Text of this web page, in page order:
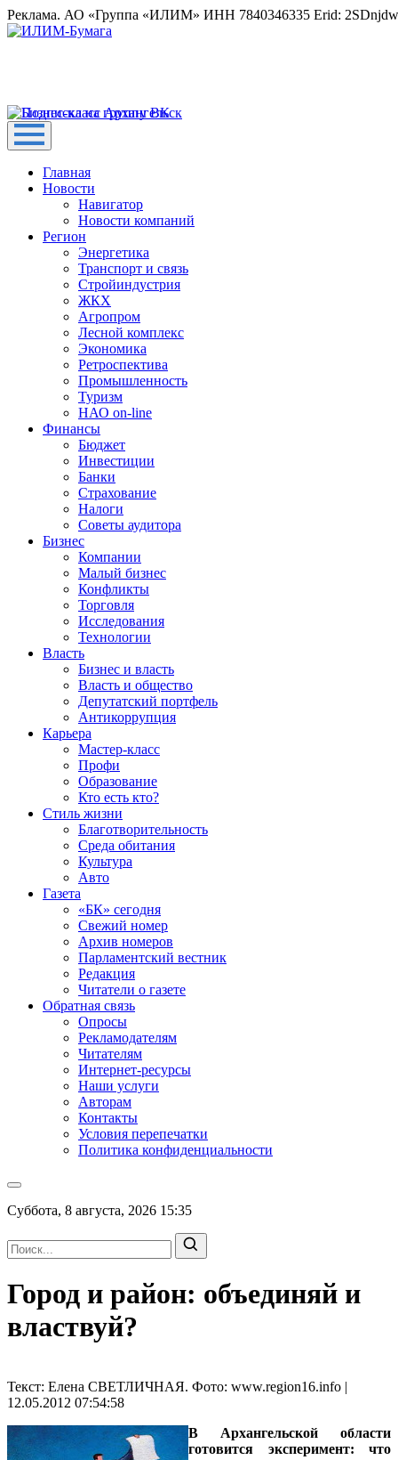
Реклама. АО «Группа «ИЛИМ» ИНН 7840346335 Erid:
Главная
Новости
Навигатор
Новости компаний
Регион
Энергетика
Транспорт и связь
Стройиндустрия
ЖКХ
Агропром
Лесной комплекс
Экономика
Ретроспектива
Промышленность
Туризм
НАО on-line
Финансы
Бюджет
Инвестиции
Банки
Страхование
Налоги
Советы аудитора
Бизнес
Компании
Малый бизнес
Конфликты
Торговля
Исследования
Технологии
Власть
Бизнес и власть
Власть и общество
Депутатский портфель
Антикоррупция
Карьера
Мастер-класс
Профи
Образование
Кто есть кто?
Стиль жизни
Благотворительность
Среда обитания
Культура
Авто
Газета
«БК» сегодня
Свежий номер
Архив номеров
Парламентский вестник
Редакция
Читатели о газете
Обратная связь
Опросы
Рекламодателям
Читателям
Интернет-ресурсы
Наши услуги
Авторам
Контакты
Условия перепечатки
Политика конфиденциальности
Суббота, 8 августа, 2026 15:35
Город и район: объединяй и
властвуй?
Текст: Елена СВЕТЛИЧНАЯ. Фото: www.region16.info |
12.05.2012 07:54:58
В Архангельской области
готовится эксперимент: что